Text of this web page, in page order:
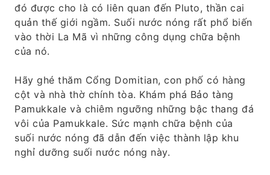
đó được cho là có liên quan đến Pluto, thần cai
quản thế giới ngầm. Suối nước nóng rất phổ biến
vào thời La Mã vì những công dụng chữa bệnh
của nó.
Hãy ghé thăm Cổng Domitian, con phố có hàng
cột và nhà thờ chính tòa. Khám phá Bảo tàng
Pamukkale và chiêm ngưỡng những bậc thang đá
vôi của Pamukkale. Sức mạnh chữa bệnh của
suối nước nóng đã dẫn đến việc thành lập khu
nghỉ dưỡng suối nước nóng này.